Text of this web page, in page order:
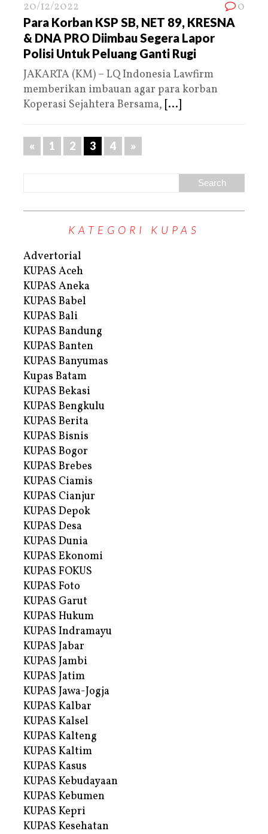
20/12/2022 0
Para Korban KSP SB, NET 89, KRESNA
& DNA PRO Diimbau Segera Lapor
Polisi Untuk Peluang Ganti Rugi
JAKARTA (KM) – LQ Indonesia Lawfirm
memberikan imbauan agar para korban
Koperasi Sejahtera Bersama, [...]
« 1 2 3 4 »
KATEGORI KUPAS
Advertorial
KUPAS Aceh
KUPAS Aneka
KUPAS Babel
KUPAS Bali
KUPAS Bandung
KUPAS Banten
KUPAS Banyumas
Kupas Batam
KUPAS Bekasi
KUPAS Bengkulu
KUPAS Berita
KUPAS Bisnis
KUPAS Bogor
KUPAS Brebes
KUPAS Ciamis
KUPAS Cianjur
KUPAS Depok
KUPAS Desa
KUPAS Dunia
KUPAS Ekonomi
KUPAS FOKUS
KUPAS Foto
KUPAS Garut
KUPAS Hukum
KUPAS Indramayu
KUPAS Jabar
KUPAS Jambi
KUPAS Jatim
KUPAS Jawa-Jogja
KUPAS Kalbar
KUPAS Kalsel
KUPAS Kalteng
KUPAS Kaltim
KUPAS Kasus
KUPAS Kebudayaan
KUPAS Kebumen
KUPAS Kepri
KUPAS Kesehatan